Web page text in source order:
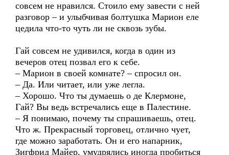
совсем не нравился. Стоило ему завести с ней
разговор – и улыбчивая болтушка Марион еле
цедила что-то чуть ли не сквозь зубы.
Гай совсем не удивился, когда в один из
вечеров отец позвал его к себе.
– Марион в своей комнате? – спросил он.
– Да. Или читает, или уже легла.
– Хорошо. Что ты думаешь о де Клермоне,
Гай? Вы ведь встречались еще в Палестине.
– Я понимаю, почему ты спрашиваешь, отец.
Что ж. Прекрасный торговец, отлично чует,
где можно заработать. Он и его напарник,
Зигфрид Майер, умудрялись иногда пробиться